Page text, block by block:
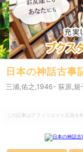
日本の神話古事
三浦,佑之,1946- 荻原,
この記事はアフィリエイト広告を